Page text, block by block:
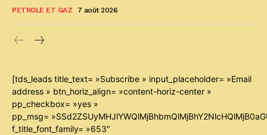
PETROLE ET GAZ 7 août 2026
[tds_leads title_text= »Subscribe » input_placeholder= »Email
address » btn_horiz_align= »content-horiz-center »
pp_checkbox= »yes »
pp_msg=
f_title_font_family= »653″